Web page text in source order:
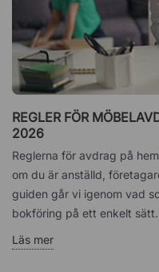
REGLER FÖR
2026
Reglerna för avdrag på
om du är anställd,
guiden går vi igenom vad
bokföring på ett enkelt sätt.
Läs mer